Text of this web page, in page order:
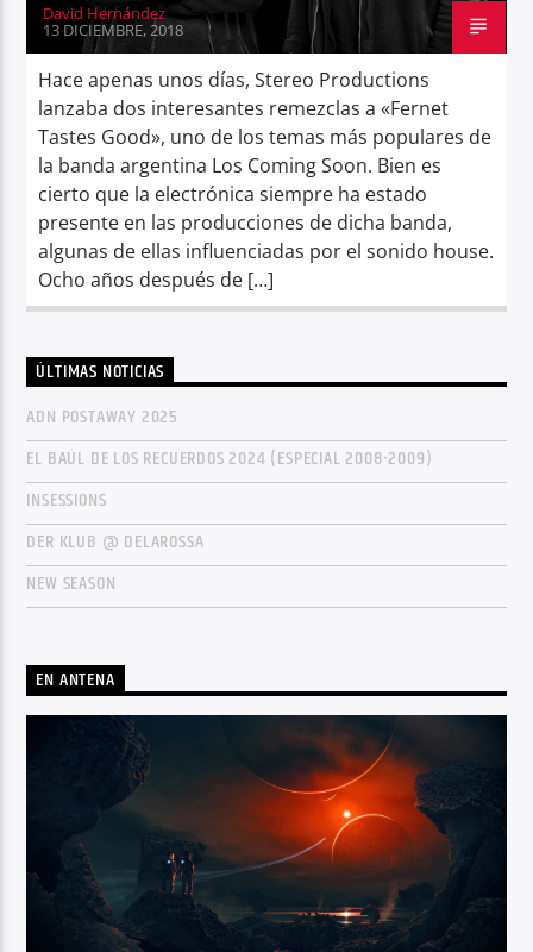
David Hernández
13 DICIEMBRE, 2018
Hace apenas unos días, Stereo Productions
lanzaba dos interesantes remezclas a «Fernet
Tastes Good», uno de los temas más populares de
la banda argentina Los Coming Soon. Bien es
cierto que la electrónica siempre ha estado
presente en las producciones de dicha banda,
algunas de ellas influenciadas por el sonido house.
Ocho años después de […]
ÚLTIMAS NOTICIAS
ADN POSTAWAY 2025
EL BAÚL DE LOS RECUERDOS 2024 (ESPECIAL 2008-2009)
INSESSIONS
DER KLUB @ DELAROSSA
NEW SEASON
EN ANTENA